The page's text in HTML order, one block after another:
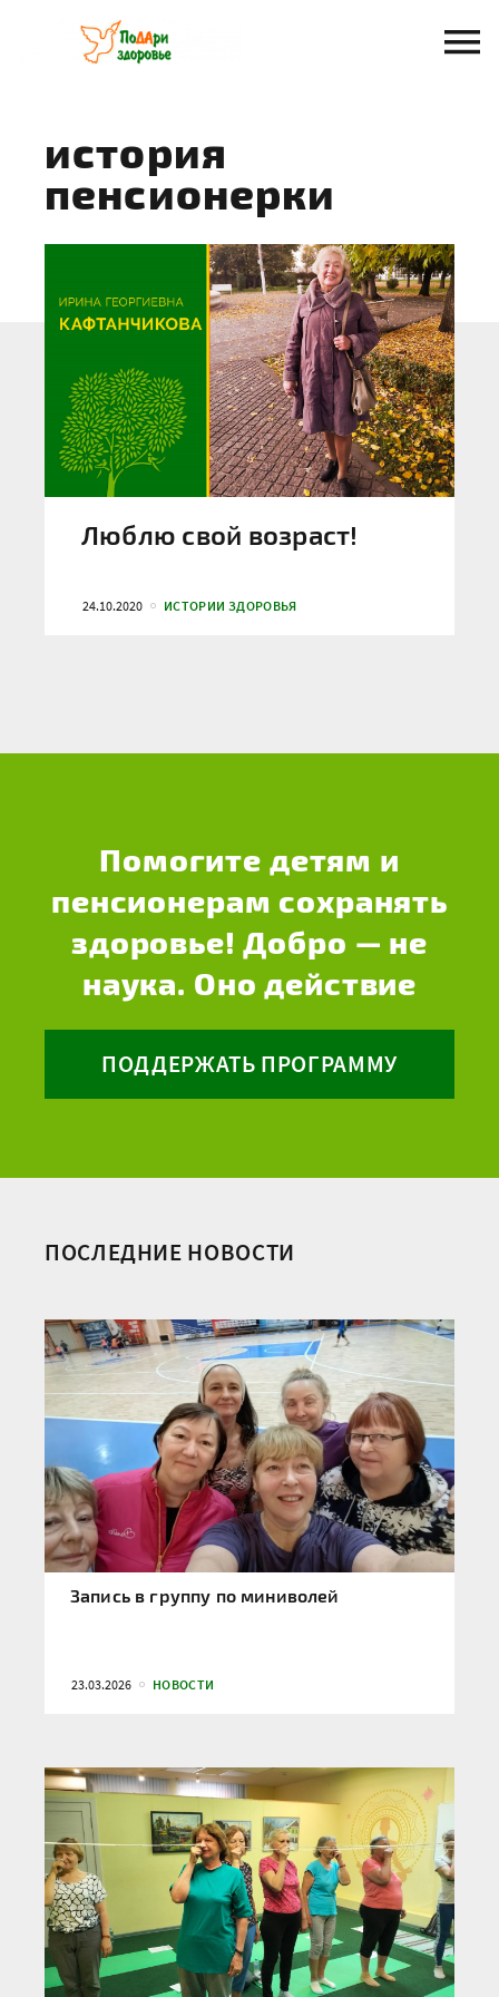
содержанию
история
пенсионерки
Люблю свой возраст!
24.10.2020 ИСТОРИИ ЗДОРОВЬЯ
Помогите детям и
пенсионерам сохранять
здоровье! Добро — не
наука. Оно действие
ПОДДЕРЖАТЬ ПРОГРАММУ
ПОСЛЕДНИЕ НОВОСТИ
Запись в группу по миниволей
23.03.2026 НОВОСТИ